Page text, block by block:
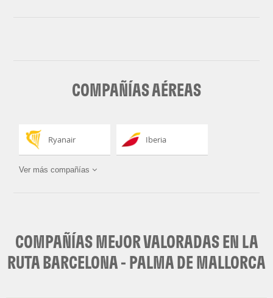
COMPAÑÍAS AÉREAS
Ryanair Iberia
Air Europa
Ver más compañías
COMPAÑÍAS MEJOR VALORADAS EN LA
RUTA BARCELONA - PALMA DE MALLORCA